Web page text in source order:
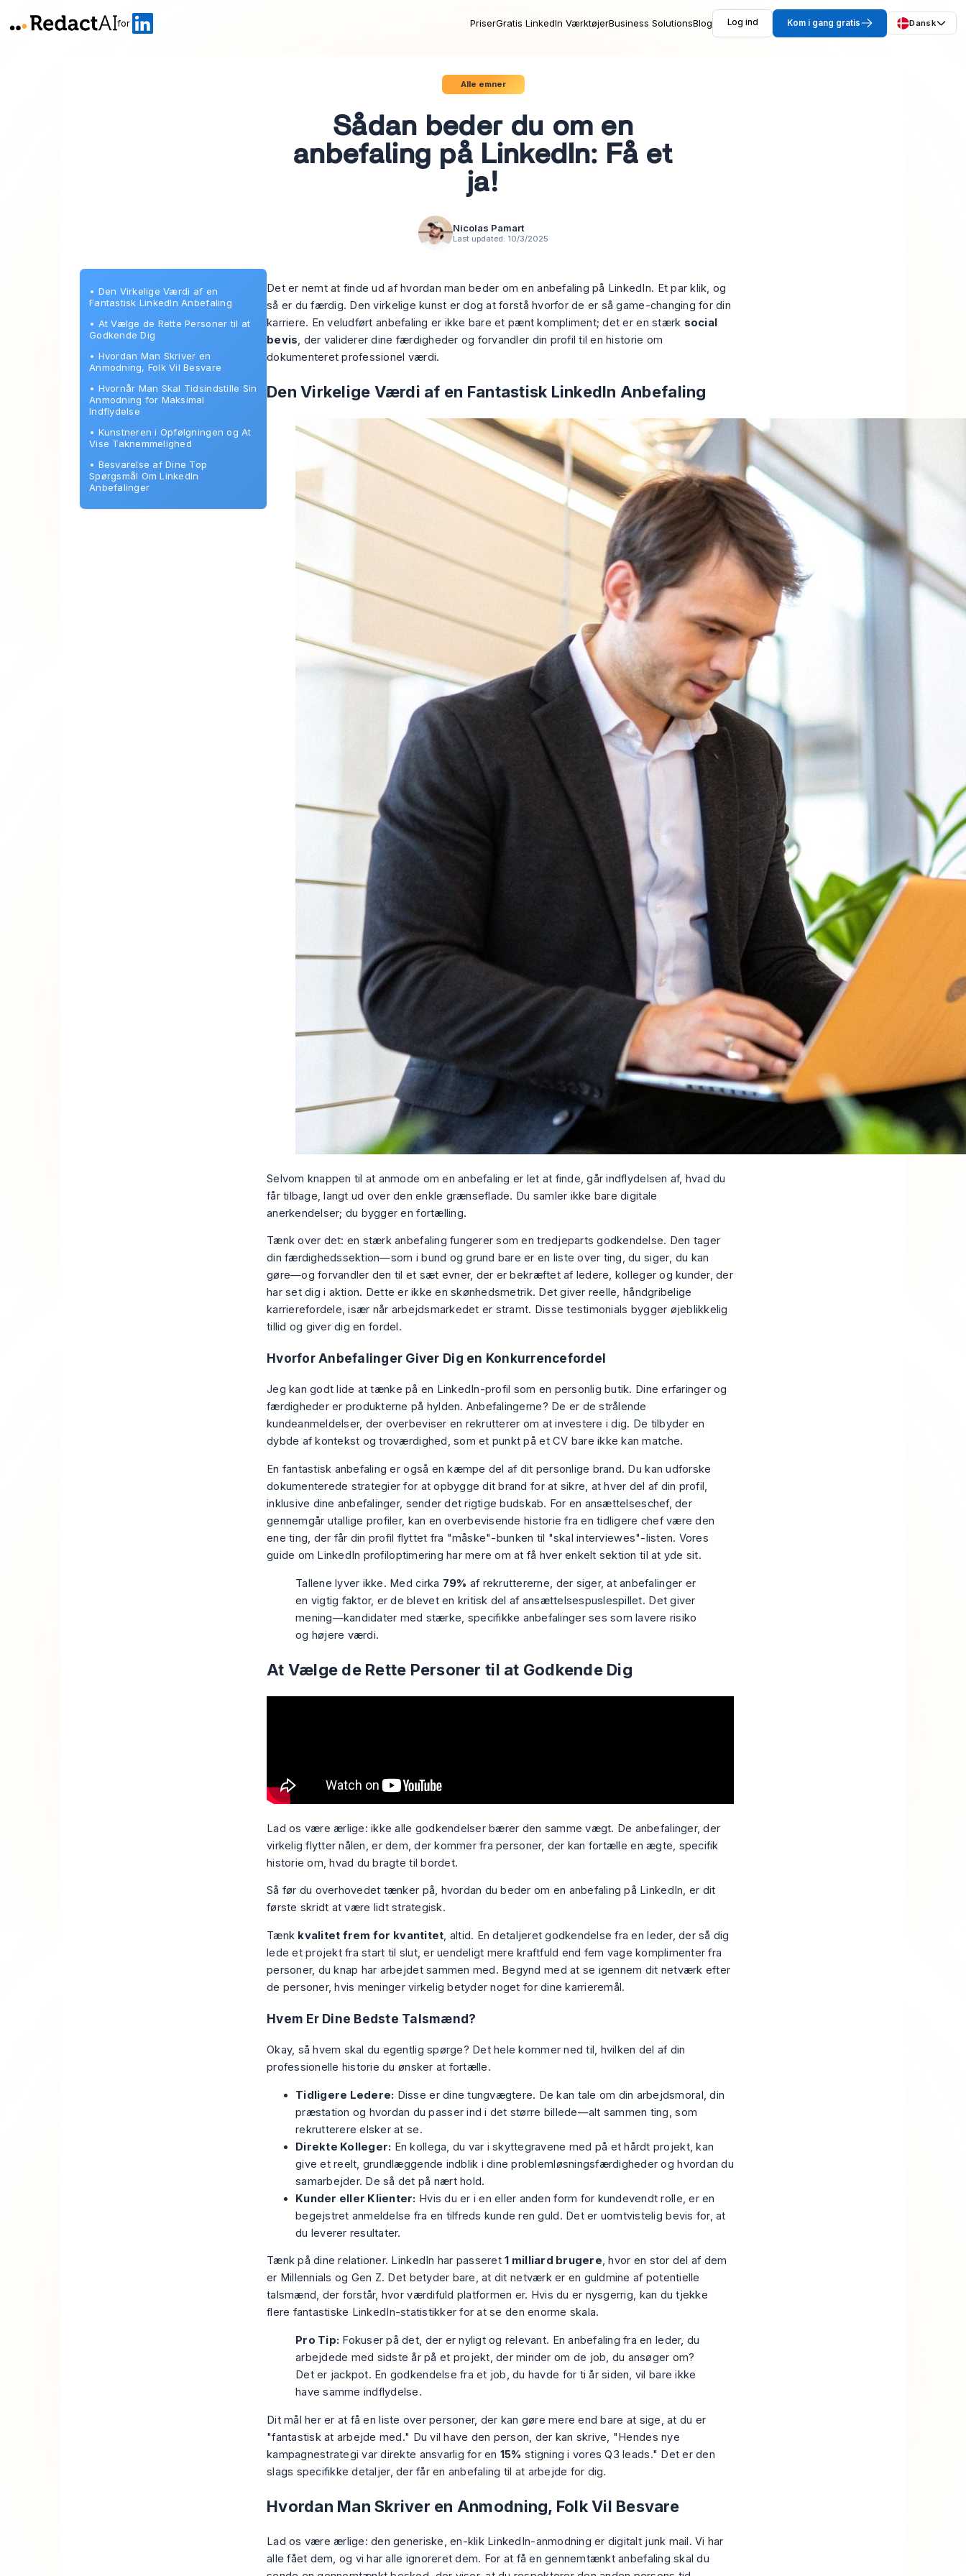
for PriserGratis LinkedIn VærktøjerBusiness SolutionsBlog Log ind Kom i gang gratis Dansk
Alle emner
Sådan beder du om en
anbefaling på LinkedIn: Få et
ja!
Nicolas Pamart
Last updated: 10/3/2025
• Den Virkelige Værdi af en
Fantastisk LinkedIn Anbefaling
• At Vælge de Rette Personer til at
Godkende Dig
• Hvordan Man Skriver en
Anmodning, Folk Vil Besvare
• Hvornår Man Skal Tidsindstille Sin
Anmodning for Maksimal
Indflydelse
• Kunstneren i Opfølgningen og At
Vise Taknemmelighed
• Besvarelse af Dine Top
Spørgsmål Om LinkedIn
Anbefalinger
Det er nemt at finde ud afhvordan man beder om en anbefaling på LinkedIn. Et par klik, og
så er du færdig. Den virkelige kunst er dog at forståhvorforde er så game-changing for din
karriere. En veludført anbefaling er ikke bare et pænt kompliment; det er en stærk social
bevis , der validerer dine færdigheder og forvandler din profil til en historie om
dokumenteret professionel værdi.
Den Virkelige Værdi af en Fantastisk LinkedIn Anbefaling
Selvom knappen til at anmode om en anbefaling er let at finde, går indflydelsen af, hvad du
får tilbage, langt ud over den enkle grænseflade. Du samler ikke bare digitale
anerkendelser; du bygger en fortælling.
Tænk over det: en stærk anbefaling fungerer som en tredjeparts godkendelse. Den tager
din færdighedssektion—som i bund og grund bare er en liste over ting, du siger, du kan
gøre—og forvandler den til et sæt evner, der er bekræftet af ledere, kolleger og kunder, der
har set dig i aktion. Dette er ikke en skønhedsmetrik. Det giver reelle, håndgribelige
karrierefordele, især når arbejdsmarkedet er stramt. Disse testimonials bygger øjeblikkelig
tillid og giver dig en fordel.
Hvorfor Anbefalinger Giver Dig en Konkurrencefordel
Jeg kan godt lide at tænke på en LinkedIn-profil som en personlig butik. Dine erfaringer og
færdigheder er produkterne på hylden. Anbefalingerne? De er de strålende
kundeanmeldelser, der overbeviser en rekrutterer om at investere i dig. De tilbyder en
dybde af kontekst og troværdighed, som et punkt på et CV bare ikke kan matche.
En fantastisk anbefaling er også en kæmpe del af dit personlige brand. Du kan udforske
dokumenterede strategier for at opbygge dit brand for at sikre, at hver del af din profil,
inklusive dine anbefalinger, sender det rigtige budskab. For en ansættelseschef, der
gennemgår utallige profiler, kan en overbevisende historie fra en tidligere chef være den
ene ting, der får din profil flyttet fra "måske"-bunken til "skal interviewes"-listen. Vores
guide om LinkedIn profiloptimering har mere om at få hver enkelt sektion til at yde sit.
Tallene lyver ikke. Med cirka 79% af rekruttererne, der siger, at anbefalinger er
en vigtig faktor, er de blevet en kritisk del af ansættelsespuslespillet. Det giver
mening—kandidater med stærke, specifikke anbefalinger ses som lavere risiko
og højere værdi.
At Vælge de Rette Personer til at Godkende Dig
Lad os være ærlige: ikke alle godkendelser bærer den samme vægt. De anbefalinger, der
virkelig flytter nålen, er dem, der kommer fra personer, der kan fortælle en ægte, specifik
historie om, hvad du bragte til bordet.
Så før du overhovedet tænker på, hvordan du beder om en anbefaling på LinkedIn, er dit
første skridt at være lidt strategisk.
Tænk kvalitet frem for kvantitet, altid. En detaljeret godkendelse fra en leder, der så dig
lede et projekt fra start til slut, er uendeligt mere kraftfuld end fem vage komplimenter fra
personer, du knap har arbejdet sammen med. Begynd med at se igennem dit netværk efter
de personer, hvis meninger virkelig betyder noget for dine karrieremål.
Hvem Er Dine Bedste Talsmænd?
Okay, så hvem skal du egentlig spørge? Det hele kommer ned til, hvilken del af din
professionelle historie du ønsker at fortælle.
Tidligere Ledere: Disse er dine tungvægtere. De kan tale om din arbejdsmoral, din
præstation og hvordan du passer ind i det større billede—alt sammen ting, som
rekrutterere elsker at se.
Direkte Kolleger: En kollega, du var i skyttegravene med på et hårdt projekt, kan
give et reelt, grundlæggende indblik i dine problemløsningsfærdigheder og hvordan du
samarbejder. De så det på nært hold.
Kunder eller Klienter: Hvis du er i en eller anden form for kundevendt rolle, er en
begejstret anmeldelse fra en tilfreds kunde ren guld. Det er uomtvistelig bevis for, at
du leverer resultater.
Tænk på dine relationer. LinkedIn har passeret1 milliard brugere, hvor en stor del af dem
er Millennials og Gen Z. Det betyder bare, at dit netværk er en guldmine af potentielle
talsmænd, der forstår, hvor værdifuld platformen er. Hvis du er nysgerrig, kan dutjekke
flere fantastiske LinkedIn-statistikker for at se den enorme skala.
Pro Tip: Fokuser på det, der er nyligt og relevant. En anbefaling fra en leder, du
arbejdede med sidste år på et projekt, der minder om de job, du ansøger om?
Det er jackpot. En godkendelse fra et job, du havde for ti år siden, vil bare ikke
have samme indflydelse.
Dit mål her er at få en liste over personer, der kan gøre mere end bare at sige, at du er
"fantastisk at arbejde med." Du vil have den person, der kan skrive, "Hendes nye
kampagnestrategi var direkte ansvarlig for en 15% stigning i vores Q3 leads." Det er den
slags specifikke detaljer, der får en anbefaling til at arbejde for dig.
Hvordan Man Skriver en Anmodning, Folk Vil Besvare
Lad os være ærlige: den generiske, en-klik LinkedIn-anmodning er digitalt junk mail. Vi har
alle fået dem, og vi har alle ignoreret dem. For at få en gennemtænkt anbefaling skal du